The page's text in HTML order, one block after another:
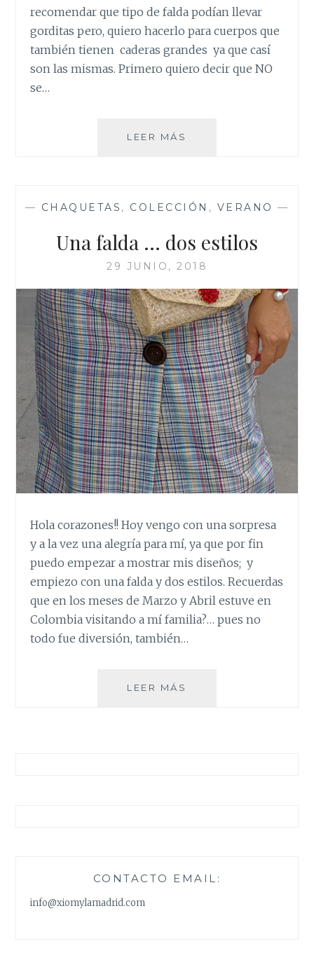
recomendar que tipo de falda podían llevar
gorditas pero, quiero hacerlo para cuerpos que
también tienen caderas grandes ya que casí
son las mismas. Primero quiero decir que NO
se…
LEER MÁS
PERA
— CHAQUETAS , COLECCIÓN , VERANO —
Una falda … dos estilos
29 JUNIO, 2018
Hola corazones!! Hoy vengo con una sorpresa
y a la vez una alegría para mí, ya que por fin
puedo empezar a mostrar mis diseños; y
empiezo con una falda y dos estilos. Recuerdas
que en los meses de Marzo y Abril estuve en
Colombia visitando a mí familia?… pues no
todo fue diversión, también…
LEER MÁS
CONTACTO EMAIL:
info@xiomylamadrid.com